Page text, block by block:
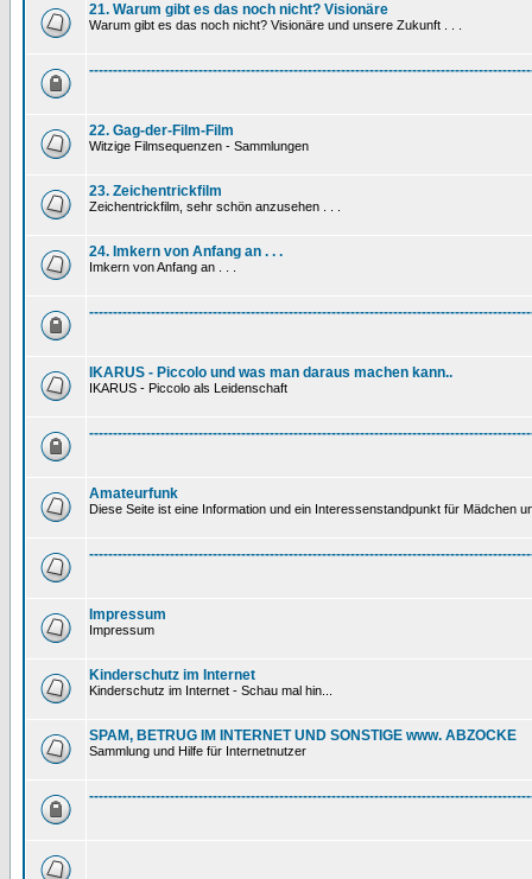
21. Warum gibt es das noch nicht? Visionäre
Warum gibt es das noch nicht? Visionäre und unsere Zukunft . . .
22. Gag-der-Film-Film
Witzige Filmsequenzen - Sammlungen
23. Zeichentrickfilm
Zeichentrickfilm, sehr schön anzusehen . . .
24. Imkern von Anfang an . . .
Imkern von Anfang an . . .
IKARUS - Piccolo und was man daraus machen kann..
IKARUS - Piccolo als Leidenschaft
Amateurfunk
Diese Seite ist eine Information und ein Interessenstandpunkt für Mädchen
Impressum
Impressum
Kinderschutz im Internet
Kinderschutz im Internet - Schau mal hin...
SPAM, BETRUG IM INTERNET UND SONSTIGE www. ABZOCKE
Sammlung und Hilfe für Internetnutzer